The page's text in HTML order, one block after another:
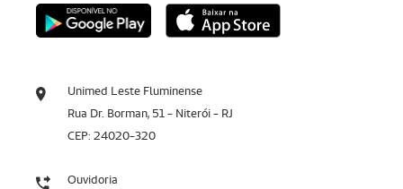
Unimed Leste Fluminense
Rua Dr. Borman, 51 - Niterói - RJ
CEP: 24020-320
Ouvidoria